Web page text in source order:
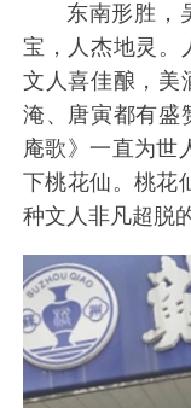
东南形胜，
宝，人杰地灵。
文人喜佳酿，美
淹、唐寅都有盛
庵歌》一直为世
下桃花仙。桃花
种文人非凡超脱